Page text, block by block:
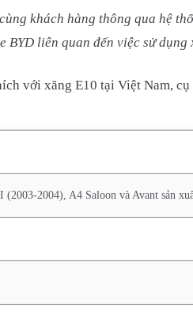
khách hàng thông qua hệ
liên quan đến việc sử
với xăng E10 tại Việt Nam, cụ
2004), A4 Saloon và Avant sản